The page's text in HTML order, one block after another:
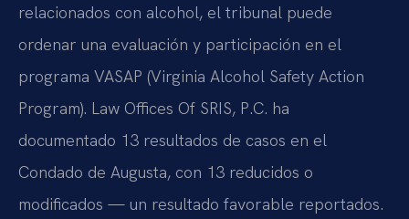
relacionados con alcohol, el tribunal puede
ordenar una evaluación y participación en el
programa VASAP (Virginia Alcohol Safety Action
Program). Law Offices Of SRIS, P.C. ha
documentado 13 resultados de casos en el
Condado de Augusta, con 13 reducidos o
modificados — un resultado favorable reportados.